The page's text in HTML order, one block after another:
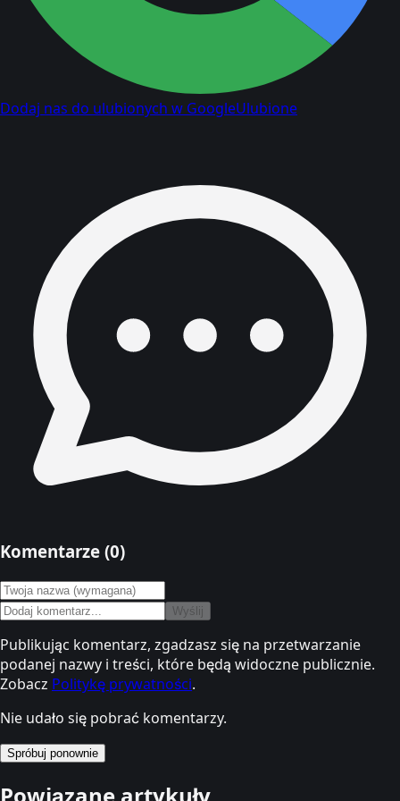
Dodaj nas do ulubionych w GoogleUlubione
Komentarze (0)
Wyślij
Publikując komentarz, zgadzasz się na przetwarzanie
podanej nazwy i treści, które będą widoczne publicznie.
Zobacz Politykę prywatności.
Nie udało się pobrać komentarzy.
Spróbuj ponownie
Powiązane artykuły